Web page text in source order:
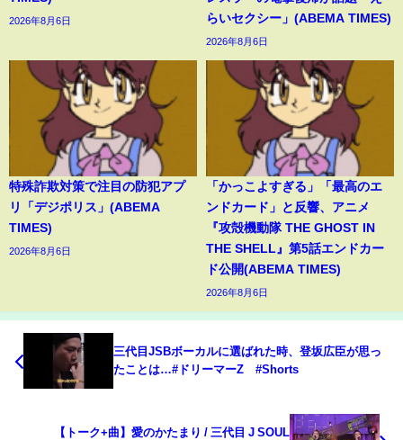
2026年8月6日
らいセクシー」(ABEMA TIMES)
2026年8月6日
特殊詐欺対策で注目の防犯アプ
リ「デジポリス」(ABEMA
TIMES)
2026年8月6日
「かっこよすぎる」「最高のエ
ンドカード」と反響、アニメ
『攻殻機動隊 THE GHOST IN
THE SHELL』第5話エンドカー
ド公開(ABEMA TIMES)
2026年8月6日
三代目JSBボーカルに選ばれた時、登坂広臣が思っ
たことは…#ドリーマーZ #Shorts
【トーク+曲】愛のかたまり / 三代目 J SOUL